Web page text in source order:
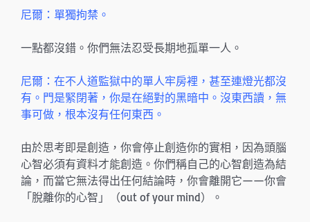
尼爾：單獨拘禁。
一點都沒錯。你們無法忍受長期地孤單一人。
尼爾：在不人道監獄中的單人牢房裡，甚至連燈光都沒
有。門是緊閉著，你是在絕對的黑暗中。沒東西讀，無
事可做，根本沒有任何東西。
由於思考即是創造，你會停止創造你的實相，因為頭腦
心智必須有資料才能創造。你們稱自己的心智創造為結
論，而當它無法得出任何結論時，你會離開它——你會
「脫離你的心智」（out of your mind）。